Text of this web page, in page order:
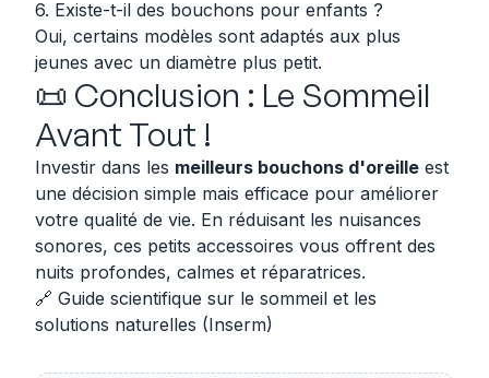
6. Existe-t-il des bouchons pour enfants ?
Oui, certains modèles sont adaptés aux plus
jeunes avec un diamètre plus petit.
📜 Conclusion : Le Sommeil
Avant Tout !
Investir dans les meilleurs bouchons d'oreille est
une décision simple mais efficace pour améliorer
votre qualité de vie. En réduisant les nuisances
sonores, ces petits accessoires vous offrent des
nuits profondes, calmes et réparatrices.
🔗 Guide scientifique sur le sommeil et les
solutions naturelles (Inserm)